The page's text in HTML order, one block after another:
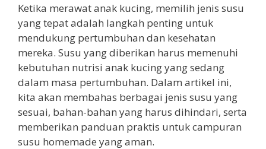
Ketika merawat anak kucing, memilih jenis susu
yang tepat adalah langkah penting untuk
mendukung pertumbuhan dan kesehatan
mereka. Susu yang diberikan harus memenuhi
kebutuhan nutrisi anak kucing yang sedang
dalam masa pertumbuhan. Dalam artikel ini,
kita akan membahas berbagai jenis susu yang
sesuai, bahan-bahan yang harus dihindari, serta
memberikan panduan praktis untuk campuran
susu homemade yang aman.